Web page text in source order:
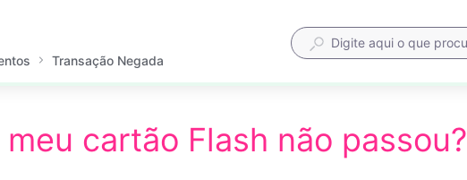
Transação Negada
meu cartão Flash não passou?